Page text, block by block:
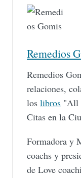
Remedios
Remedios
relaciones,
los libros "All
Citas en la
Formadora y
coachs y
de Love